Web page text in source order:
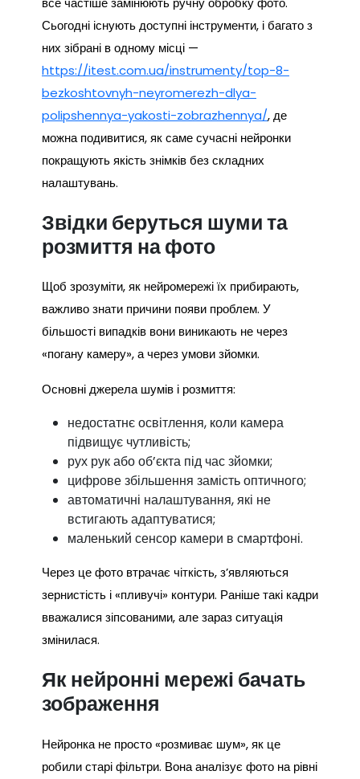
Сьогодні існують доступні інструменти, і багато з
них зібрані в одному місці —
https://itest.com.ua/instrumenty/top-8-
bezkoshtovnyh-neyromerezh-dlya-
polipshennya-yakosti-zobrazhennya/, де
можна подивитися, як саме сучасні нейронки
покращують якість знімків без складних
налаштувань.
Звідки беруться шуми та
розмиття на фото
Щоб зрозуміти, як нейромережі їх прибирають,
важливо знати причини появи проблем. У
більшості випадків вони виникають не через
«погану камеру», а через умови зйомки.
Основні джерела шумів і розмиття:
недостатнє освітлення, коли камера
підвищує чутливість;
рух рук або об’єкта під час зйомки;
цифрове збільшення замість оптичного;
автоматичні налаштування, які не
встигають адаптуватися;
маленький сенсор камери в смартфоні.
Через це фото втрачає чіткість, з’являються
зернистість і «пливучі» контури. Раніше такі кадри
вважалися зіпсованими, але зараз ситуація
змінилася.
Як нейронні мережі бачать
зображення
Нейронка не просто «розмиває шум», як це
робили старі фільтри. Вона аналізує фото на рівні